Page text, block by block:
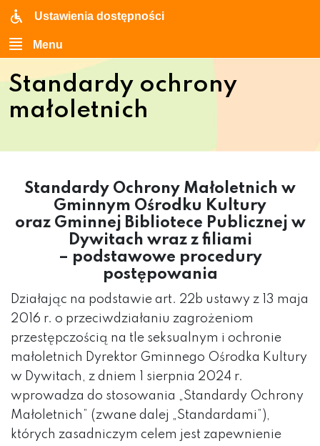
Ustawienia dostępności
Menu
Standardy ochrony
małoletnich
Standardy Ochrony Małoletnich w
Gminnym Ośrodku Kultury
oraz Gminnej Bibliotece Publicznej w
Dywitach wraz z filiami
– podstawowe procedury
postępowania
Działając na podstawie art. 22b ustawy z 13 maja
2016 r. o przeciwdziałaniu zagrożeniom
przestępczością na tle seksualnym i ochronie
małoletnich Dyrektor Gminnego Ośrodka Kultury
w Dywitach, z dniem 1 sierpnia 2024 r.
wprowadza do stosowania „Standardy Ochrony
Małoletnich” (zwane dalej „Standardami”),
których zasadniczym celem jest zapewnienie